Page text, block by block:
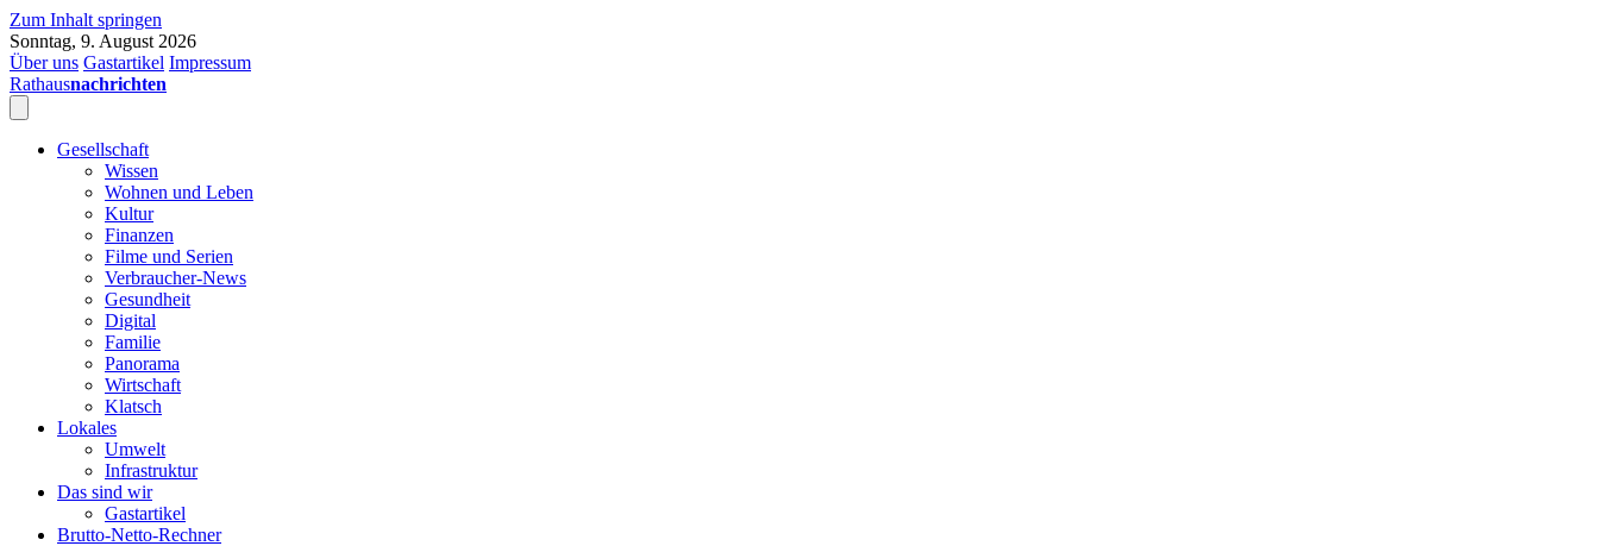
Zum Inhalt springen
Sonntag, 9. August 2026
Über uns Gastartikel Impressum
Rathausnachrichten
Gesellschaft
Wissen
Wohnen und Leben
Kultur
Finanzen
Filme und Serien
Verbraucher-News
Gesundheit
Digital
Familie
Panorama
Wirtschaft
Klatsch
Lokales
Umwelt
Infrastruktur
Das sind wir
Gastartikel
Brutto-Netto-Rechner